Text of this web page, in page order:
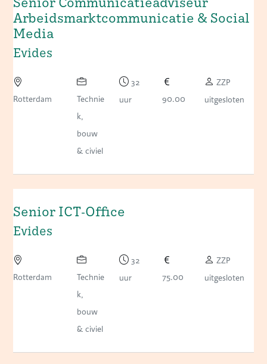
Arbeidsmarktcommunicatie & Social
Media
Evides
Rotterdam
Technie
k,
bouw
& civiel
32
uur
90.00
ZZP
uitgesloten
Senior ICT-Office
Evides
Rotterdam
Technie
k,
bouw
& civiel
32
uur
75.00
ZZP
uitgesloten